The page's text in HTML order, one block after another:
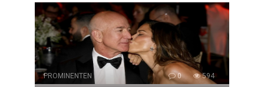
PROMINENTEN 0 594